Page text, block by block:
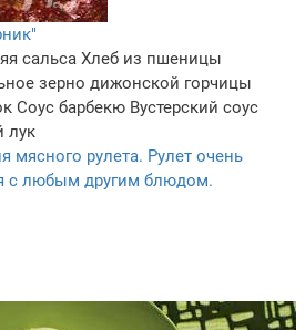
сальса Хлеб из пшеницы
зерно дижонской горчицы
Соус барбекю Вустерский соус
лук
мясного рулета. Рулет очень
с любым другим блюдом.